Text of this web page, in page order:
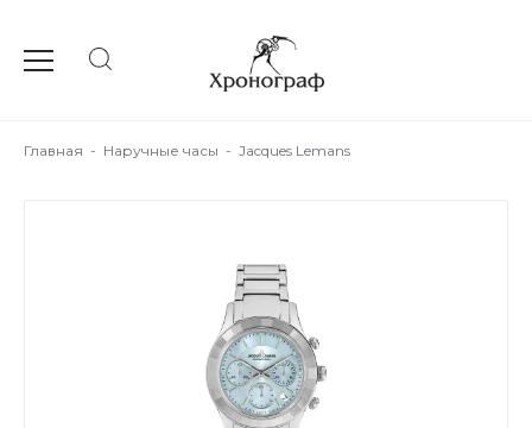
Главная - Наручные часы - Jacques Lemans